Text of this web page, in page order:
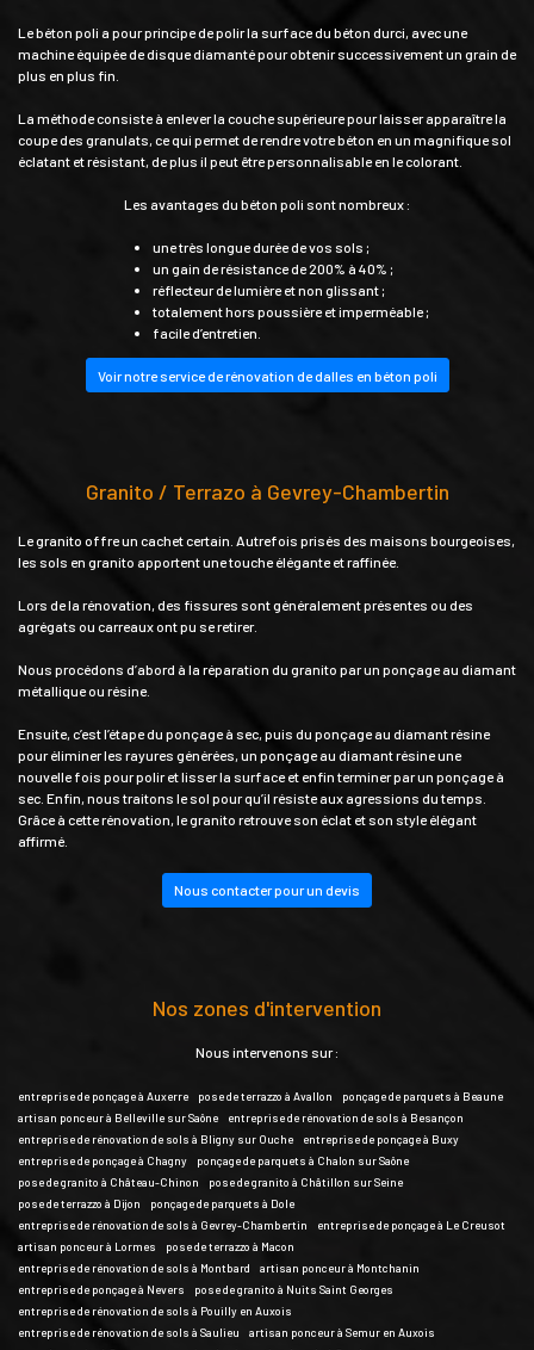
Le béton poli a pour principe de polir la surface du béton durci, avec une
machine équipée de disque diamanté pour obtenir successivement un grain de
plus en plus fin.
La méthode consiste à enlever la couche supérieure pour laisser apparaître la
coupe des granulats, ce qui permet de rendre votre béton en un magnifique sol
éclatant et résistant, de plus il peut être personnalisable en le colorant.
Les avantages du béton poli sont nombreux :
une très longue durée de vos sols ;
un gain de résistance de 200% à 40% ;
réflecteur de lumière et non glissant ;
totalement hors poussière et imperméable ;
facile d’entretien.
Voir notre service de rénovation de dalles en béton poli
Granito / Terrazo à Gevrey-Chambertin
Le granito offre un cachet certain. Autrefois prisés des maisons bourgeoises,
les sols en granito apportent une touche élégante et raffinée.
Lors de la rénovation, des fissures sont généralement présentes ou des
agrégats ou carreaux ont pu se retirer.
Nous procédons d’abord à la réparation du granito par un ponçage au diamant
métallique ou résine.
Ensuite, c’est l’étape du ponçage à sec, puis du ponçage au diamant résine
pour éliminer les rayures générées, un ponçage au diamant résine une
nouvelle fois pour polir et lisser la surface et enfin terminer par un ponçage à
sec. Enfin, nous traitons le sol pour qu’il résiste aux agressions du temps.
Grâce à cette rénovation, le granito retrouve son éclat et son style élégant
affirmé.
Nous contacter pour un devis
Nos zones d'intervention
Nous intervenons sur :
entreprise de ponçage à Auxerre pose de terrazzo à Avallon
ponçage de parquets à Beaune
artisan ponceur à Belleville sur Saône
entreprise de rénovation de sols à Besançon
entreprise de rénovation de sols à Bligny sur Ouche
entreprise de ponçage à Buxy
entreprise de ponçage à Chagny
ponçage de parquets à Chalon sur Saône
pose de granito à Château-Chinon
pose de granito à Châtillon sur Seine
pose de terrazzo à Dijon
ponçage de parquets à Dole
entreprise de rénovation de sols à Gevrey-Chambertin
entreprise de ponçage à Le Creusot
artisan ponceur à Lormes
pose de terrazzo à Macon
entreprise de rénovation de sols à Montbard
artisan ponceur à Montchanin
entreprise de ponçage à Nevers
pose de granito à Nuits Saint Georges
entreprise de rénovation de sols à Pouilly en Auxois
entreprise de rénovation de sols à Saulieu
artisan ponceur à Semur en Auxois